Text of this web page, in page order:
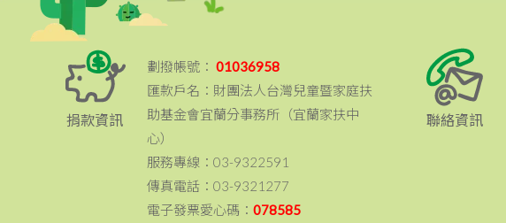
捐款資訊
劃撥帳號： 01036958
匯款戶名：財團法人台灣兒童暨家庭扶
助基金會宜蘭分事務所（宜蘭家扶中
心）
服務專線：03-9322591
傳真電話：03-9321277
電子發票愛心碼： 078585
聯絡資訊